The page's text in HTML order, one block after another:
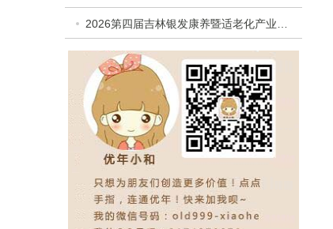
2026第四届吉林银发康养暨适老化产业博览会